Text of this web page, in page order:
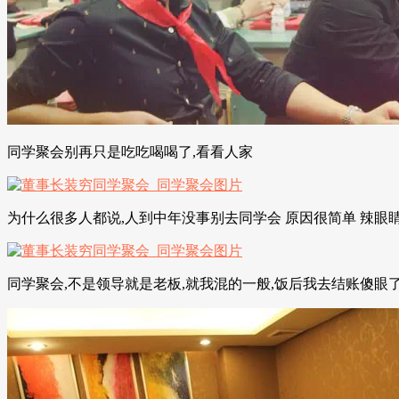
同学聚会别再只是吃吃喝喝了,看看人家
为什么很多人都说,人到中年没事别去同学会 原因很简单 辣眼
同学聚会,不是领导就是老板,就我混的一般,饭后我去结账傻眼